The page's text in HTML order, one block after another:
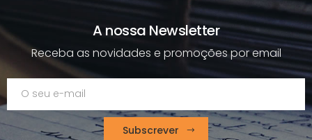
A nossa Newsletter
Receba as novidades e promoções por email
Subscrever